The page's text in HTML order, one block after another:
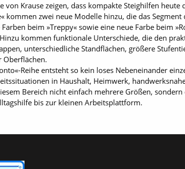
von Krause zeigen, dass kompakte Steighilfen
kommen zwei neue Modelle hinzu, die das
beim »Treppy« sowie eine neue Farbe beim
kommen funktionale Unterschiede, die den
unterschiedliche Standflächen, größere
Oberflächen.
Reihe entsteht so kein loses Nebeneinander
in Haushalt, Heimwerk,
Bereich nicht einfach mehrere Größen,
bis zur kleinen Arbeitsplattform.